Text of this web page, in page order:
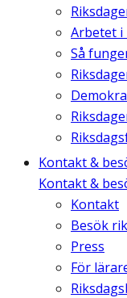
Arbetet i
Så
Kontakt &
Kontakt &
Kontakt
Besök
Press
För